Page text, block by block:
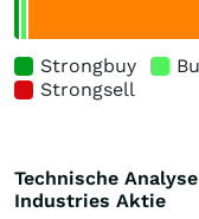
Strongbuy
Strongsell
Technische
Industries Aktie